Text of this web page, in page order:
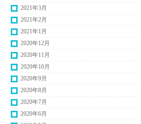
2021年3月
2021年2月
2021年1月
2020年12月
2020年11月
2020年10月
2020年9月
2020年8月
2020年7月
2020年6月